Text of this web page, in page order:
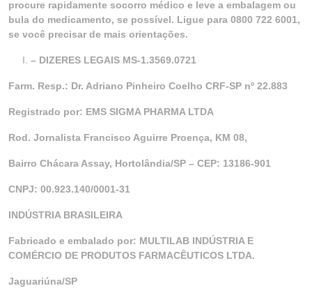
procure rapidamente socorro médico e leve a embalagem ou
bula do medicamento, se possível. Ligue para 0800 722 6001,
se você precisar de mais orientações.
– DIZERES LEGAIS MS-1.3569.0721
Farm. Resp.: Dr. Adriano Pinheiro Coelho CRF-SP nº 22.883
Registrado por: EMS SIGMA PHARMA LTDA
Rod. Jornalista Francisco Aguirre Proença, KM 08,
Bairro Chácara Assay, Hortolândia/SP – CEP: 13186-901
CNPJ: 00.923.140/0001-31
INDÚSTRIA BRASILEIRA
Fabricado e embalado por: MULTILAB INDÚSTRIA E
COMÉRCIO DE PRODUTOS FARMACÊUTICOS LTDA.
Jaguariúna/SP